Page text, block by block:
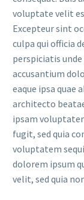
voluptate velit
Excepteur sint
culpa qui officia
perspiciatis
accusantium
eaque ipsa quae
architecto
ipsam
fugit, sed quia
voluptatem
dolorem ipsum
velit, sed quia